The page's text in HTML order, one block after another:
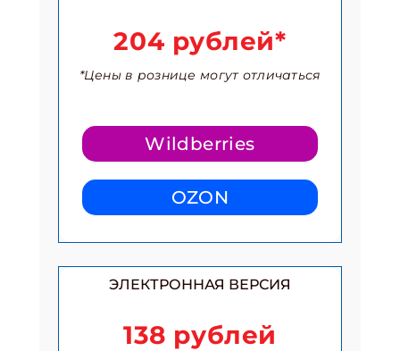
204 рублей*
*Цены в рознице могут отличаться
Wildberries
OZON
ЭЛЕКТРОННАЯ ВЕРСИЯ
138 рублей